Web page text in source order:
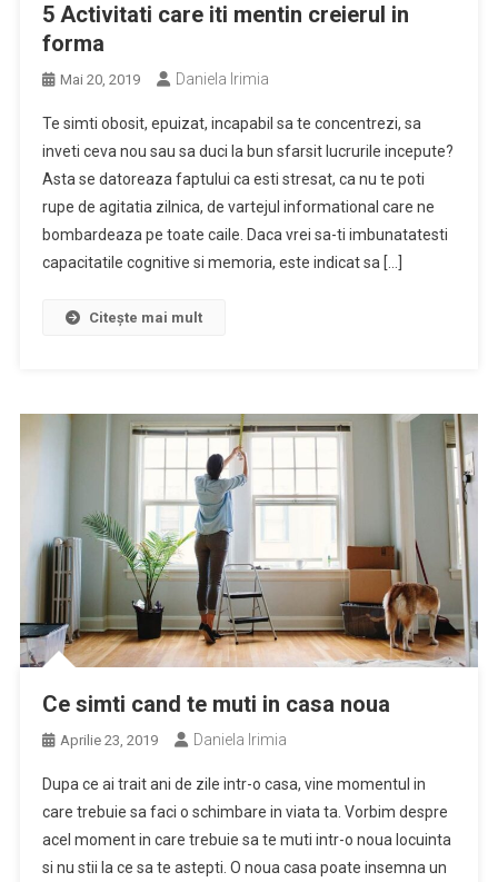
5 Activitati care iti mentin creierul in
forma
Mai 20, 2019 Daniela Irimia
Te simti obosit, epuizat, incapabil sa te concentrezi, sa
inveti ceva nou sau sa duci la bun sfarsit lucrurile incepute?
Asta se datoreaza faptului ca esti stresat, ca nu te poti
rupe de agitatia zilnica, de vartejul informational care ne
bombardeaza pe toate caile. Daca vrei sa-ti imbunatatesti
capacitatile cognitive si memoria, este indicat sa […]
Citește mai mult
Ce simti cand te muti in casa noua
Aprilie 23, 2019 Daniela Irimia
Dupa ce ai trait ani de zile intr-o casa, vine momentul in
care trebuie sa faci o schimbare in viata ta. Vorbim despre
acel moment in care trebuie sa te muti intr-o noua locuinta
si nu stii la ce sa te astepti. O noua casa poate insemna un